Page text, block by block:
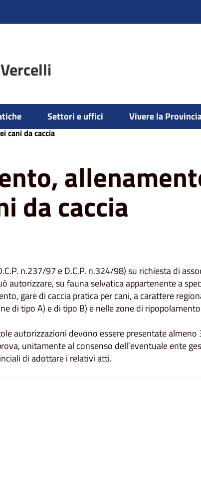
Settori e uffici Vivere la
Funghi e Tartufi
Tutela e gestione fauna selvatica
cani da caccia
da caccia
n.237/97 e D.C.P. n.324/98) su richiesta di
autorizzare, su fauna selvatica appartenente a
gare di caccia pratica per cani, a carattere
di tipo A) e di tipo B) e nelle zone di
autorizzazioni devono essere presentate almeno
unitamente al consenso dell’eventuale ente
di adottare i relativi atti.